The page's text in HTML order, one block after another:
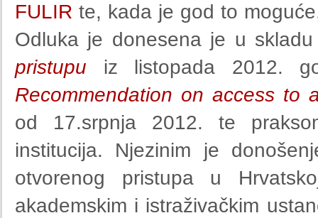
FULIR te, kada je god to
Odluka je donesena je u
pristupu iz listopada 2012.
Recommendation on access to
od 17.srpnja 2012. te
institucija. Njezinim je
otvorenog pristupa u
akademskim i istraživačkim